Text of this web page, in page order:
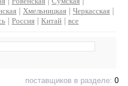
Хмельницкая Черкасская
Россия Китай все
поставщиков в разделе: 0